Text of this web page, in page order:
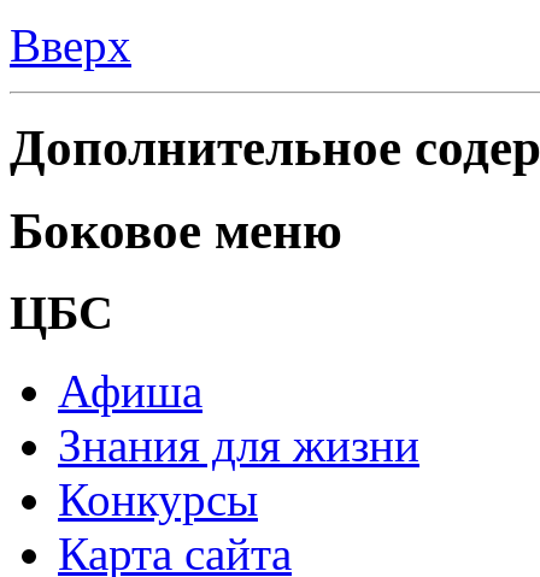
Вверх
Дополнительное
Боковое меню
ЦБС
Афиша
Знания для жизни
Конкурсы
Карта сайта